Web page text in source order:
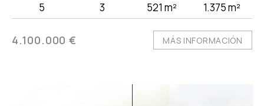
5 3 521 m² 1.375 m²
4.100.000 € MÁS INFORMACIÓN